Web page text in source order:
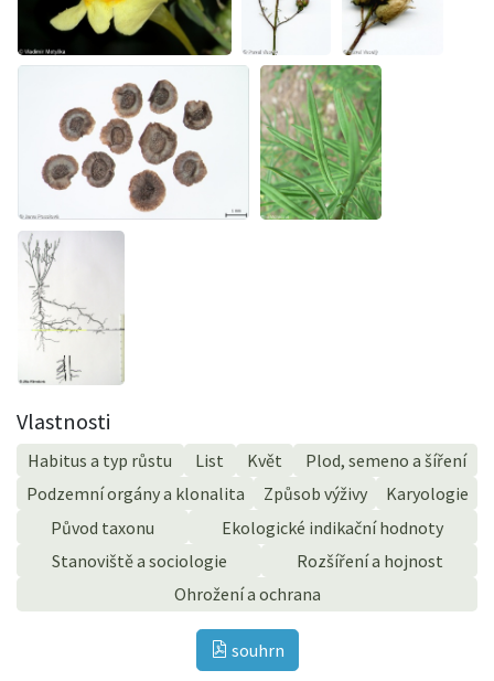
Vlastnosti
Habitus a typ růstu List Květ
Plod, semeno a šíření
Podzemní orgány a klonalita
Způsob výživy
Karyologie
Původ taxonu
Ekologické indikační hodnoty
Stanoviště a sociologie
Rozšíření a hojnost
Ohrožení a ochrana
souhrn